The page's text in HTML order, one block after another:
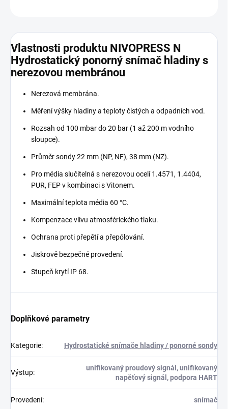
Vlastnosti produktu NIVOPRESS N
Hydrostatický ponorný snímač hladiny s
nerezovou membránou
Nerezová membrána.
Měření výšky hladiny a teploty čistých a odpadních vod.
Rozsah od 100 mbar do 20 bar (1 až 200 m vodního
sloupce).
Průměr sondy 22 mm (NP, NF), 38 mm (NZ).
Pro média slučitelná s nerezovou ocelí 1.4571, 1.4404,
PUR, FEP v kombinaci s Vitonem.
Maximální teplota média 60 °C.
Kompenzace vlivu atmosférického tlaku.
Ochrana proti přepětí a přepólování.
Jiskrově bezpečné provedení.
Stupeň krytí IP 68.
Doplňkové parametry
Kategorie: Hydrostatické snímače hladiny / ponorné sondy
Výstup:
unifikovaný proudový signál, unifikovaný
napěťový signál, podpora HART
Provedení: snímač